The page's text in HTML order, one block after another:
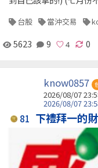
台股 當沖交易
5623 9 0
know0857
2026/08/07
2026/08/07
81 下禮拜一的